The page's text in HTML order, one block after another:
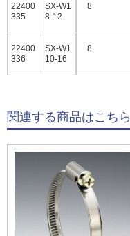
22400
335
SX-W1
8-12
22400
336
SX-W1
10-16
8
8
関連する商品はこちら